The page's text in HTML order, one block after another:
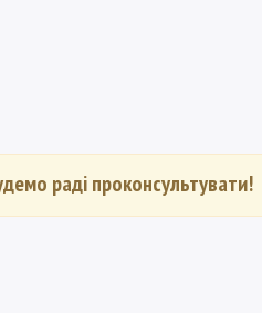
раді проконсультувати!